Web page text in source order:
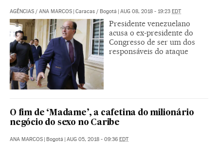
AGÊNCIAS / ANA MARCOS | Caracas / Bogotá | AUG 08, 2018 - 19:23 EDT
Presidente venezuelano
acusa o ex-presidente do
Congresso de ser um dos
responsáveis do ataque
O fim de ‘Madame’, a cafetina do milionário
negócio do sexo no Caribe
ANA MARCOS | Bogotá | AUG 05, 2018 - 09:36 EDT